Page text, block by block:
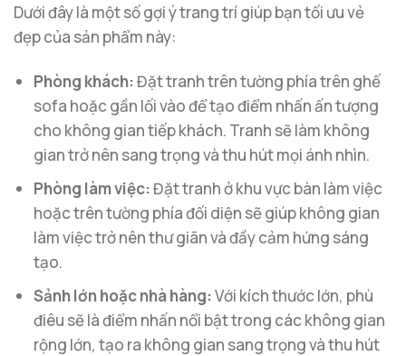
Dưới đây là một số gợi ý trang trí giúp bạn tối ưu vẻ
đẹp của sản phẩm này:
Phòng khách:Đặt tranh trên tường phía trên ghế
sofa hoặc gần lối vào để tạo điểm nhấn ấn tượng
cho không gian tiếp khách. Tranh sẽ làm không
gian trở nên sang trọng và thu hút mọi ánh nhìn.
Phòng làm việc:Đặt tranh ở khu vực bàn làm việc
hoặc trên tường phía đối diện sẽ giúp không gian
làm việc trở nên thư giãn và đầy cảm hứng sáng
tạo.
Sảnh lớn hoặc nhà hàng:Với kích thước lớn, phù
điêu sẽ là điểm nhấn nổi bật trong các không gian
rộng lớn, tạo ra không gian sang trọng và thu hút